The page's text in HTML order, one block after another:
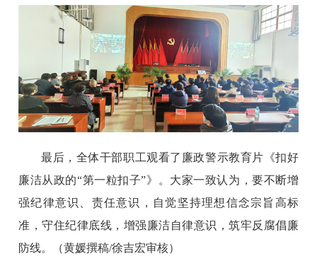
最后，全体干部职工观看了廉政警示教育片《扣好
廉洁从政的“第一粒扣子”》。大家一致认为，要不断增
强纪律意识、责任意识，自觉坚持理想信念宗旨高标
准，守住纪律底线，增强廉洁自律意识，筑牢反腐倡廉
防线。
（黄媛撰稿/徐吉宏审核）